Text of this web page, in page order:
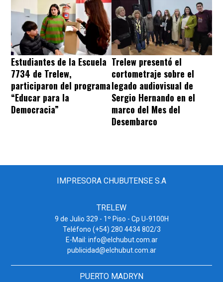
Estudiantes de la Escuela
7734 de Trelew,
participaron del programa
“Educar para la
Democracia”
Trelew presentó el
cortometraje sobre el
legado audiovisual de
Sergio Hernando en el
marco del Mes del
Desembarco
IMPRESORA CHUBUTENSE S.A
TRELEW
9 de Julio 329 - 1º Piso - Cp U-9100H
Teléfono (+54) 280 4434 802/3
E-Mail: info@elchubut.com.ar
publicidad@elchubut.com.ar
PUERTO MADRYN